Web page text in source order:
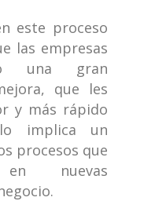
este proceso
las empresas
una gran
que les
y más rápido
implica un
procesos que
nuevas